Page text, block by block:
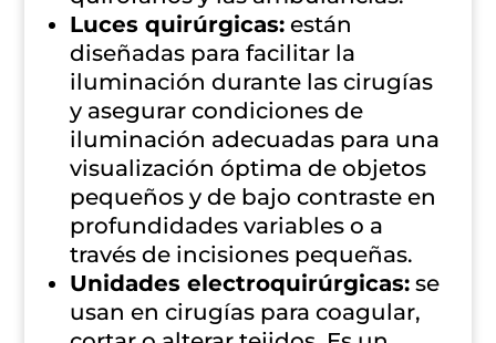
Luces quirúrgicas:están
diseñadas para facilitar la
iluminación durante las cirugías
y asegurar condiciones de
iluminación adecuadas para una
visualización óptima de objetos
pequeños y de bajo contraste en
profundidades variables o a
través de incisiones pequeñas.
Unidades electroquirúrgicas:se
usan en cirugías para coagular,